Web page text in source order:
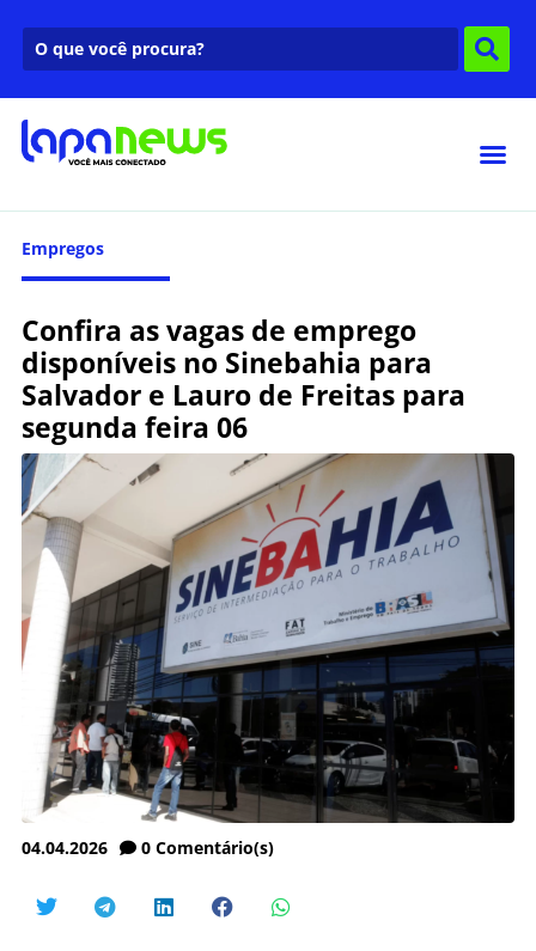
Empregos
Confira as vagas de emprego
disponíveis no Sinebahia para
Salvador e Lauro de Freitas para
segunda feira 06
04.04.2026 0 Comentário(s)